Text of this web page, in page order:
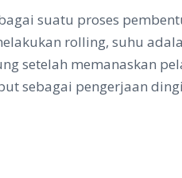
suatu proses
rolling, suhu
setelah memanaskan
sebagai pengerjaan